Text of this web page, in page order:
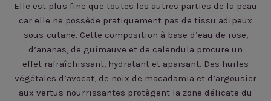
Elle est plus fine que toutes les autres parties de la peau
car elle ne possède pratiquement pas de tissu adipeux
sous-cutané. Cette composition à base d’eau de rose,
d’ananas, de guimauve et de calendula procure un
effet rafraîchissant, hydratant et apaisant. Des huiles
végétales d’avocat, de noix de macadamia et d’argousier
aux vertus nourrissantes protègent la zone délicate du